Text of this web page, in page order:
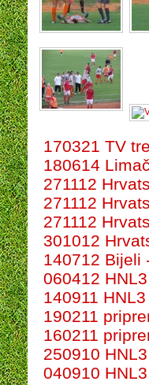
170321 TV
180614
271112
271112
271112
301012
140712 Bijeli
060412
140911
190211
160211
250910
040910